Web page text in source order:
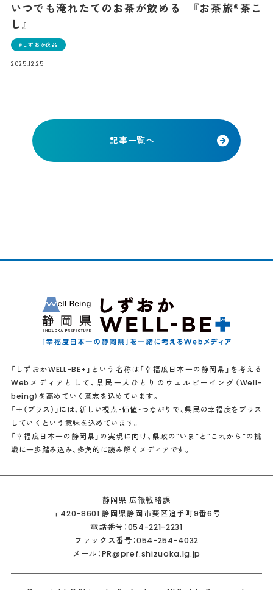
いつでも淹れたてのお茶が飲める｜『お茶旅®茶こ
し』
しずおか逸品
2025.12.25
記事一覧へ
「しずおかWELL-BE+」という名称は「幸福度日本一の静岡県」を考える
Webメディアとして、県民一人ひとりのウェルビーイング（Well-
being）を高めていく意志を込めています。
「＋（プラス）」には、新しい視点・価値・つながりで、県民の幸福度をプラス
していくという意味を込めています。
「幸福度日本一の静岡県」の実現に向け、県政の“いま”と“これから”の挑
戦に一歩踏み込み、多角的に読み解くメディアです。
静岡県 広報戦略課
〒420-8601 静岡県静岡市葵区追手町9番6号
電話番号：054-221-2231
ファックス番号：054-254-4032
メール：PR@pref.shizuoka.lg.jp